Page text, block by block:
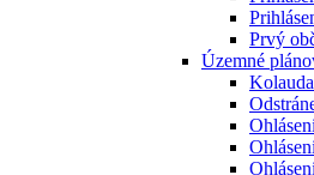
Prvý
Územné